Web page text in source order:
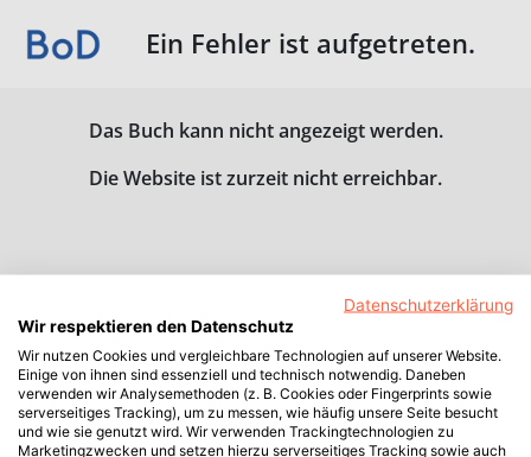
Ein Fehler ist aufgetreten.
Das Buch kann nicht angezeigt werden.
Die Website ist zurzeit nicht erreichbar.
Datenschutzerklärung
Wir respektieren den Datenschutz
Wir nutzen Cookies und vergleichbare Technologien auf unserer Website.
Einige von ihnen sind essenziell und technisch notwendig. Daneben
verwenden wir Analysemethoden (z. B. Cookies oder Fingerprints sowie
serverseitiges Tracking), um zu messen, wie häufig unsere Seite besucht
und wie sie genutzt wird. Wir verwenden Trackingtechnologien zu
Marketingzwecken und setzen hierzu serverseitiges Tracking sowie auch